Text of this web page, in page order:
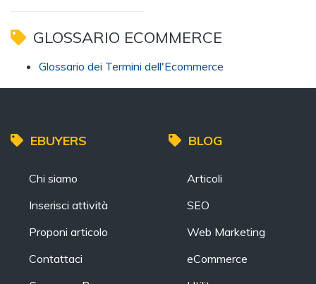
GLOSSARIO ECOMMERCE
Glossario dei Termini dell'Ecommerce
EBUYERS
Chi siamo
Inserisci attività
Proponi articolo
Contattaci
BLOG
Articoli
SEO
Web Marketing
eCommerce